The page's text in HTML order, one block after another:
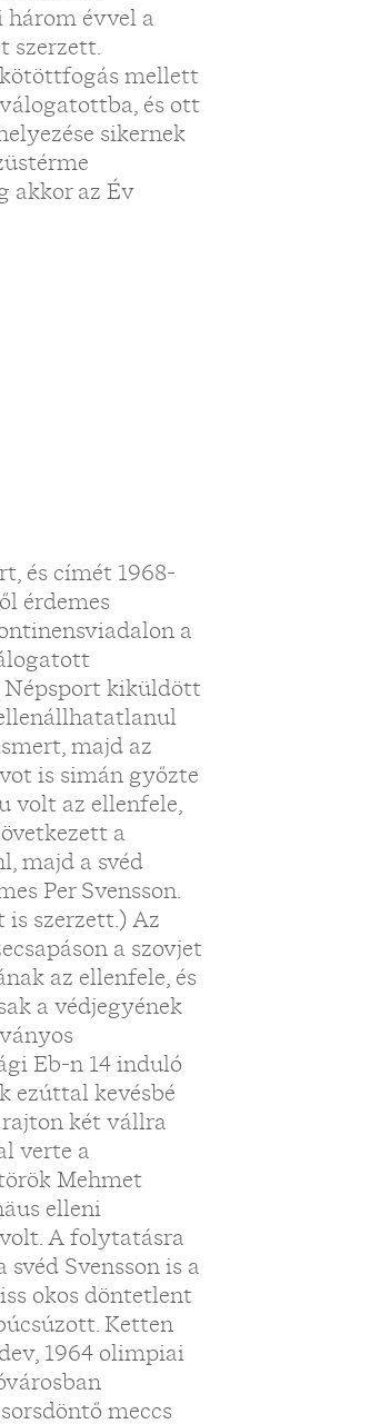
három évvel a
szerzett.
mellett
és ott
sikernek
akkor az Év
és címét 1968-
érdemes
a
Népsport kiküldött
majd az
is simán győzte
volt az ellenfele,
a
majd a svéd
Per Svensson.
szerzett.) Az
a szovjet
az ellenfele, és
a védjegyének
Eb-n 14 induló
ezúttal kevésbé
két vállra
verte a
Mehmet
elleni
A folytatásra
Svensson is a
okos döntetlent
Ketten
1964 olimpiai
meccs